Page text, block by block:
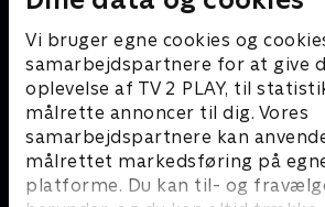
Vi bruger egne cookies og
samarbejdspartnere for at give
oplevelse af TV 2 PLAY, til
målrette annoncer til dig. Vores
samarbejdspartnere kan
målrettet markedsføring på
platforme. Du kan til- og
Interview med dronning
- 100-året for Genforeningen
2020 • Nyheder • 38 min